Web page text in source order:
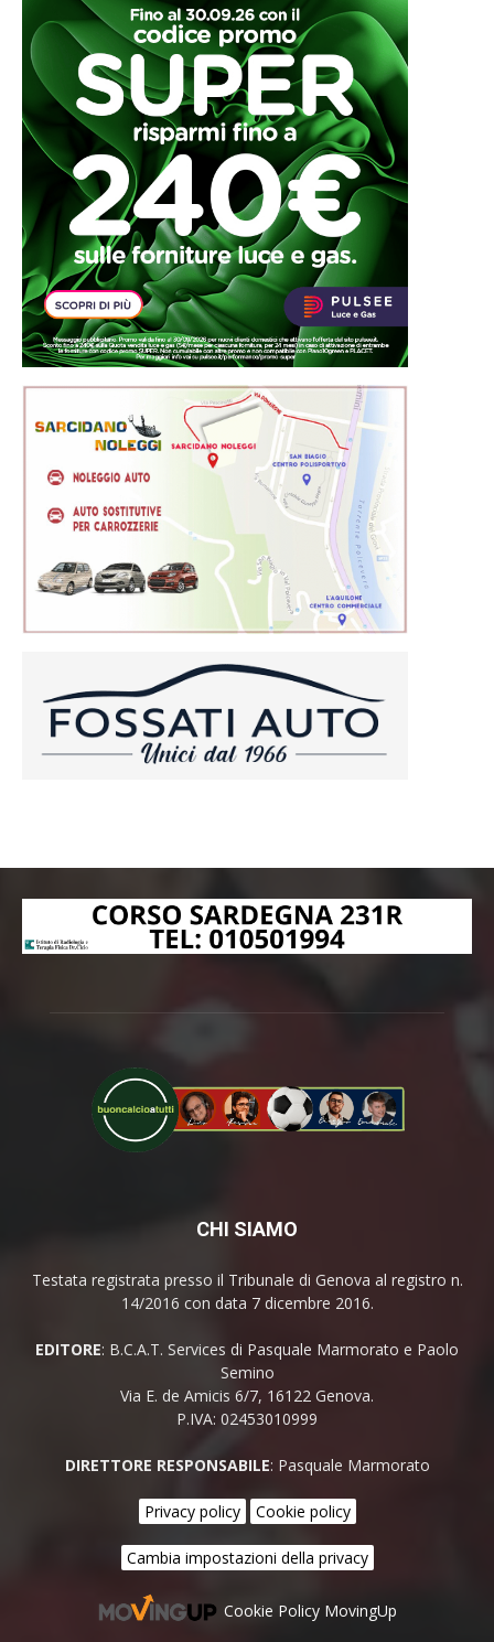
CHI SIAMO
Testata registrata presso il Tribunale di Genova al registro n.
14/2016 con data 7 dicembre 2016.
EDITORE: B.C.A.T. Services di Pasquale Marmorato e Paolo
Semino
Via E. de Amicis 6/7, 16122 Genova.
P.IVA: 02453010999
DIRETTORE RESPONSABILE: Pasquale Marmorato
Privacy policy Cookie policy
Cambia impostazioni della privacy
Cookie Policy MovingUp